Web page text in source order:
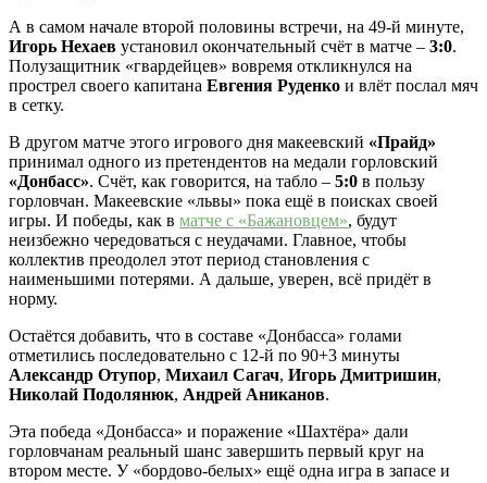
А в самом начале второй половины встречи, на 49-й минуте,
Игорь Нехаев установил окончательный счёт в матче – 3:0.
Полузащитник «гвардейцев» вовремя откликнулся на
прострел своего капитана Евгения Руденко и влёт послал мяч
в сетку.
В другом матче этого игрового дня макеевский «Прайд»
принимал одного из претендентов на медали горловский
«Донбасс». Счёт, как говорится, на табло – 5:0 в пользу
горловчан. Макеевские «львы» пока ещё в поисках своей
игры. И победы, как в матче с «Бажановцем», будут
неизбежно чередоваться с неудачами. Главное, чтобы
коллектив преодолел этот период становления с
наименьшими потерями. А дальше, уверен, всё придёт в
норму.
Остаётся добавить, что в составе «Донбасса» голами
отметились последовательно с 12-й по 90+3 минуты
Александр Отупор, Михаил Сагач, Игорь Дмитришин,
Николай Подолянюк, Андрей Аниканов.
Эта победа «Донбасса» и поражение «Шахтёра» дали
горловчанам реальный шанс завершить первый круг на
втором месте. У «бордово-белых» ещё одна игра в запасе и